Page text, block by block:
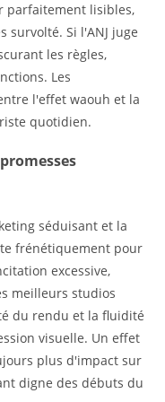
parfaitement lisibles,
Si l'ANJ juge
les règles,
Les
l'effet waouh et la
quotidien.
séduisant et la
frénétiquement pour
excessive,
meilleurs studios
du rendu et la fluidité
visuelle. Un effet
plus d'impact sur
digne des débuts du